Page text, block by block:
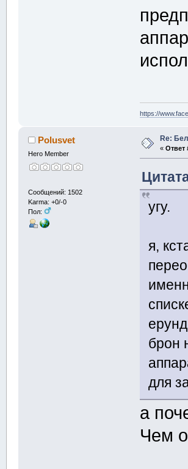
https://
Polusvet
Hero Member
Сообщений: 1502
Karma: +0/-0
Пол:
Re:
« Ответ
угу.
я,
брон
для
а
Чем